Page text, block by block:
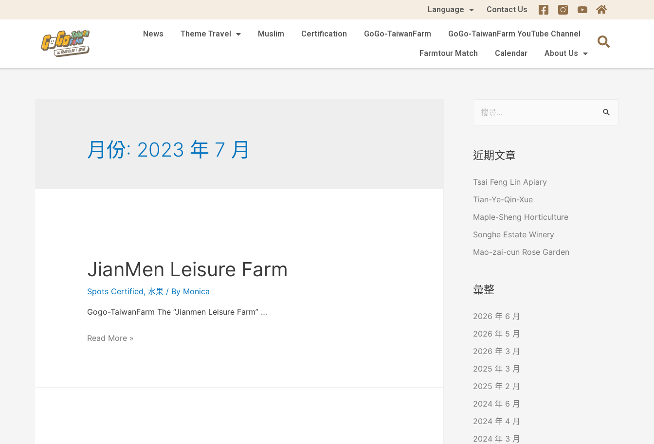
Language Contact Us
News Theme Travel Muslim Certification GoGo-TaiwanFarm GoGo-TaiwanFarm YouTube Channel
Farmtour Match Calendar About Us
月份: 2023 年 7 月
JianMen Leisure Farm
Spots Certified, 水果 / By Monica
Gogo-TaiwanFarm The “Jianmen Leisure Farm” …
Read More »
近期文章
Tsai Feng Lin Apiary
Tian-Ye-Qin-Xue
Maple-Sheng Horticulture
Songhe Estate Winery
Mao-zai-cun Rose Garden
彙整
2026 年 6 月
2026 年 5 月
2026 年 3 月
2025 年 3 月
2025 年 2 月
2024 年 6 月
2024 年 4 月
2024 年 3 月